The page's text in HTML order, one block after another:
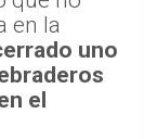
en la
uno
el